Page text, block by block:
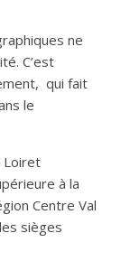
ne
C’est
qui fait
le
Loiret
à la
Centre Val
sièges